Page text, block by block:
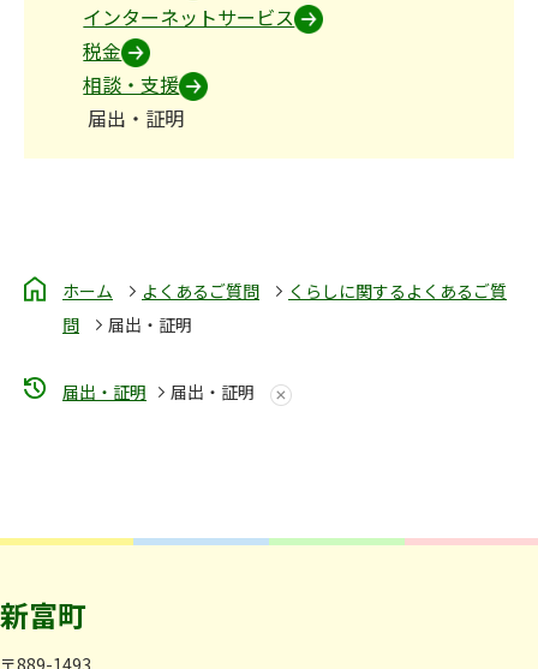
インターネットサービス
税金
相談・支援
届出・証明
ホーム よくあるご質問
くらしに関するよくあるご質
問
届出・証明
届出・証明 届出・証明
新富町
〒889-1493